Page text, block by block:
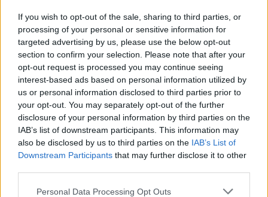
If you wish to opt-out of the sale, sharing to third parties, or
processing of your personal or sensitive information for
targeted advertising by us, please use the below opt-out
section to confirm your selection. Please note that after your
opt-out request is processed you may continue seeing
interest-based ads based on personal information utilized by
us or personal information disclosed to third parties prior to
your opt-out. You may separately opt-out of the further
disclosure of your personal information by third parties on the
IAB’s list of downstream participants. This information may
also be disclosed by us to third parties on the IAB’s List of
Downstream Participants that may further disclose it to other
Please note that this website/app uses one or more Google
Personal Data Processing Opt Outs
végzett a hatodik helynél előrébb, Bakuban pedig
36,310 másodperccel maradt le a győztes,
négyszeres világbajnok Max Verstappen mögött.
A stevenage-i pilóta jelenleg a hatodik az egyéni
bajnokságban 121 ponttal, ami 44 pontos
lemaradást jelent csapattársa,Charles Leclerc
mögött.
the server or network failed or because the format